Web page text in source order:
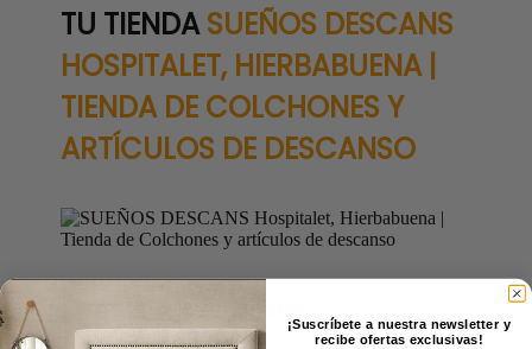
TU TIENDASUEÑOS DESCANS
HOSPITALET, HIERBABUENA |
TIENDA DE COLCHONES Y
ARTÍCULOS DE DESCANSO
¡Suscríbete a nuestra newsletter y
recibe ofertas exclusivas!